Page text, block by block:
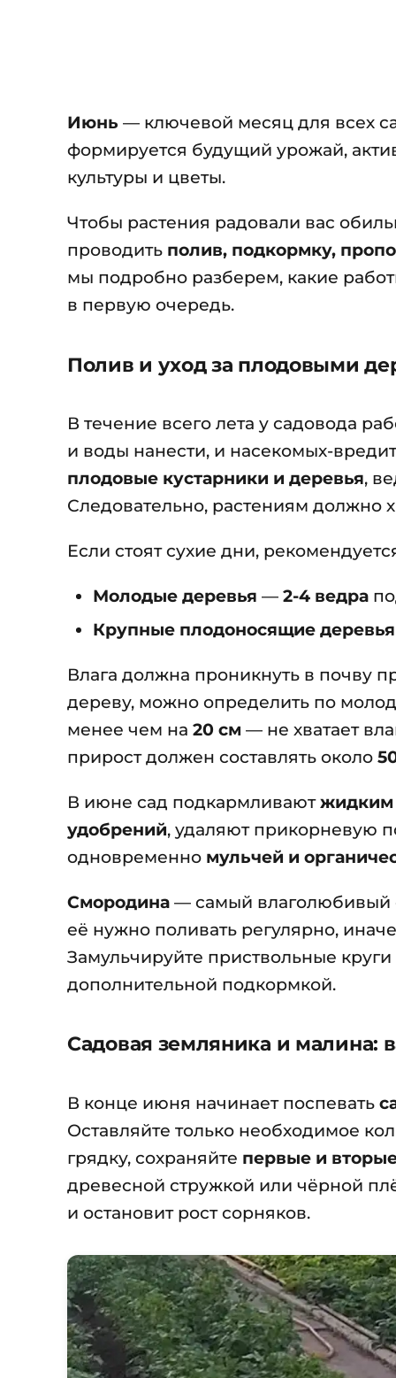
Июнь — ключевой месяц для всех
формируется будущий урожай,
культуры и цветы.
Чтобы растения радовали вас
проводить полив, подкормку,
мы подробно разберем, какие
в первую очередь.
Полив и уход за плодовыми
В течение всего лета у садовода
и воды нанести, и насекомых-
плодовые кустарники и деревья,
Следовательно, растениям должно
Если стоят сухие дни,
Молодые деревья — 2-4 ведра
Крупные плодоносящие деревья
Влага должна проникнуть в почву
дереву, можно определить по
менее чем на 20 см — не хватает
прирост должен составлять около
В июне сад подкармливаютжидким
удобрений, удаляют прикорневую
одновременно мульчей и
Смородина — самый влаголюбивый
её нужно поливать регулярно,
Замульчируйте приствольные круги
дополнительной подкормкой.
Садовая земляника и малина:
В конце июня начинает поспевать
Оставляйте только необходимое
грядку, сохраняйте первые и
древесной стружкой или чёрной
и остановит рост сорняков.